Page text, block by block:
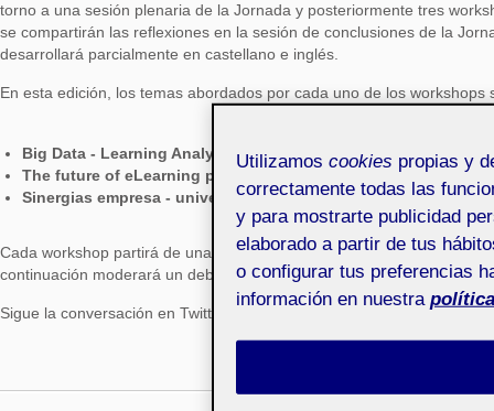
torno a una sesión plenaria de la Jornada y posteriormente tres
se compartirán las reflexiones en la sesión de conclusiones de la
desarrollará parcialmente en castellano e inglés.
En esta edición, los temas abordados por cada uno de los workshops
Big Data - Learning Analytics
The future of eLearning platforms
Sinergias empresa - universidad
Cada workshop partirá de una ponencia ofrecida por un profesional
continuación moderará un debate entre expertos.
Sigue la conversación en Twitter con el hashtag #telspain2015
Utilizamos cookies propias y
correctamente todas las
y para mostrarte publicidad
elaborado a partir de tus
o configurar tus preferencias
información en nuestra